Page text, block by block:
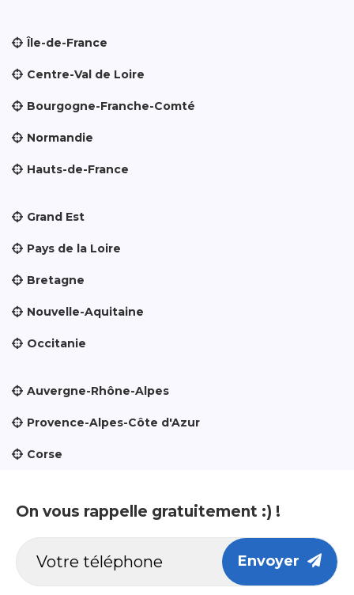
Île-de-France
Centre-Val de Loire
Bourgogne-Franche-Comté
Normandie
Hauts-de-France
Grand Est
Pays de la Loire
Bretagne
Nouvelle-Aquitaine
Occitanie
Auvergne-Rhône-Alpes
Provence-Alpes-Côte d'Azur
Corse
On vous rappelle gratuitement :) !
Envoyer